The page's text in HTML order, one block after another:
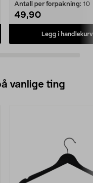
Antall per forpakning: 10
49,90
Legg i handlekurv
vanlige ting